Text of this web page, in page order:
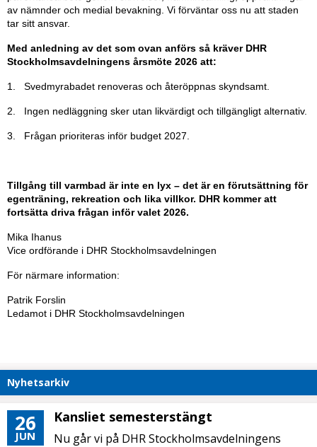
av nämnder och medial bevakning. Vi förväntar oss nu att staden
tar sitt ansvar.
Med anledning av det som ovan anförs så kräver DHR
Stockholmsavdelningens årsmöte 2026 att:
1. Svedmyrabadet renoveras och återöppnas skyndsamt.
2. Ingen nedläggning sker utan likvärdigt och tillgängligt alternativ.
3. Frågan prioriteras inför budget 2027.
Tillgång till varmbad är inte en lyx – det är en förutsättning för
egenträning, rekreation och lika villkor. DHR kommer att
fortsätta driva frågan inför valet 2026.
Mika Ihanus
Vice ordförande i DHR Stockholmsavdelningen
För närmare information:
Patrik Forslin
Ledamot i DHR Stockholmsavdelningen
Nyhetsarkiv
26
JUN
Kansliet semesterstängt
Nu går vi på DHR Stockholmsavdelningens